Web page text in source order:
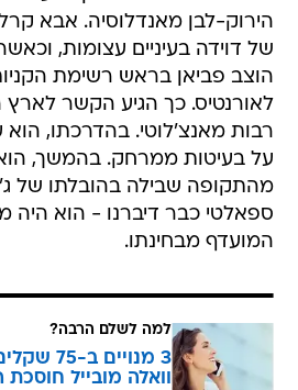
הירוק-לבן מאנדלוסיה. אבא
של דוידה בעיניים עצומות,
הוצב פביאן בראש רשימת
לאורנטיס. כך הגיע הקשר לארץ
רבות מאנצ'לוטי. בהדרכתו,
על בעיטות ממרחק. בהמשך,
מהתקופה שבילה בהובלתו של
ספאלטי כבר דיברנו - הוא היה
המועדף מבחינתו.
למה לשלם הרבה?
3 מנויים
וואלה מובייל חוסכת